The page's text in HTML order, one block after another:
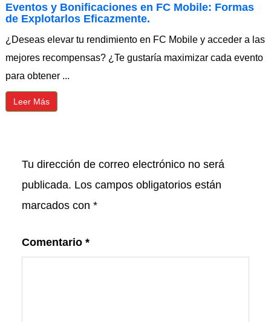
Eventos y Bonificaciones en FC Mobile: Formas
de Explotarlos Eficazmente.
¿Deseas elevar tu rendimiento en FC Mobile y acceder a las
mejores recompensas? ¿Te gustaría maximizar cada evento
para obtener ...
Leer Más
Tu dirección de correo electrónico no será
publicada. Los campos obligatorios están
marcados con *
Comentario *